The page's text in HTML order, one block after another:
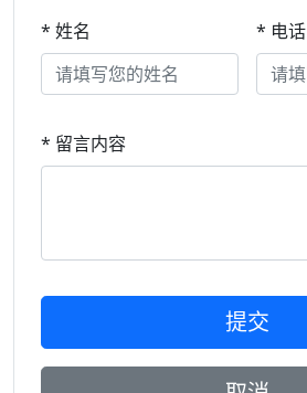
* 姓名
* 电话
* 留言内容